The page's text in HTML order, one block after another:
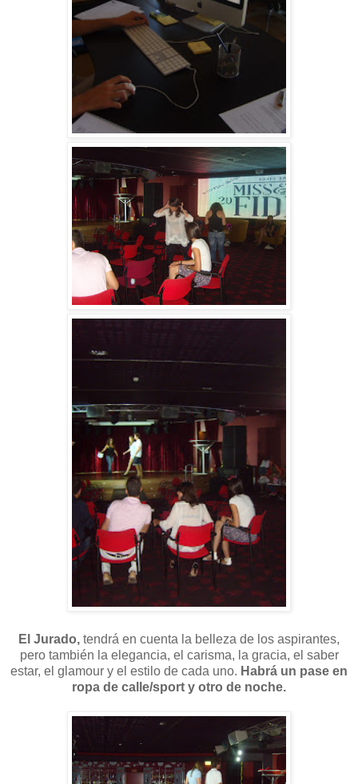
El Jurado, tendrá en cuenta la belleza de los aspirantes,
pero también la elegancia, el carisma, la gracia, el saber
estar, el glamour y el estilo de cada uno. Habrá un pase en
ropa de calle/sport y otro de noche.